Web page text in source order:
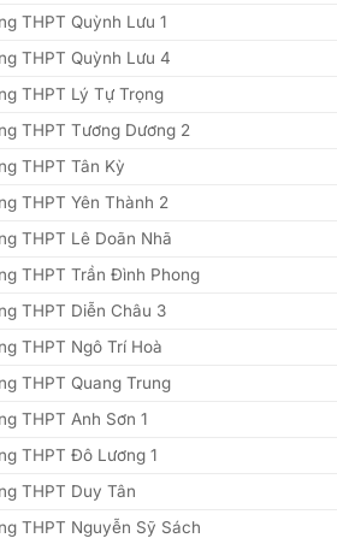
THPT Quỳnh Lưu 1
THPT Quỳnh Lưu 4
THPT Lý Tự Trọng
THPT Tương Dương 2
THPT Tân Kỳ
THPT Yên Thành 2
THPT Lê Doãn Nhã
THPT Trần Đình Phong
THPT Diễn Châu 3
THPT Ngô Trí Hoà
THPT Quang Trung
THPT Anh Sơn 1
THPT Đô Lương 1
THPT Duy Tân
THPT Nguyễn Sỹ Sách